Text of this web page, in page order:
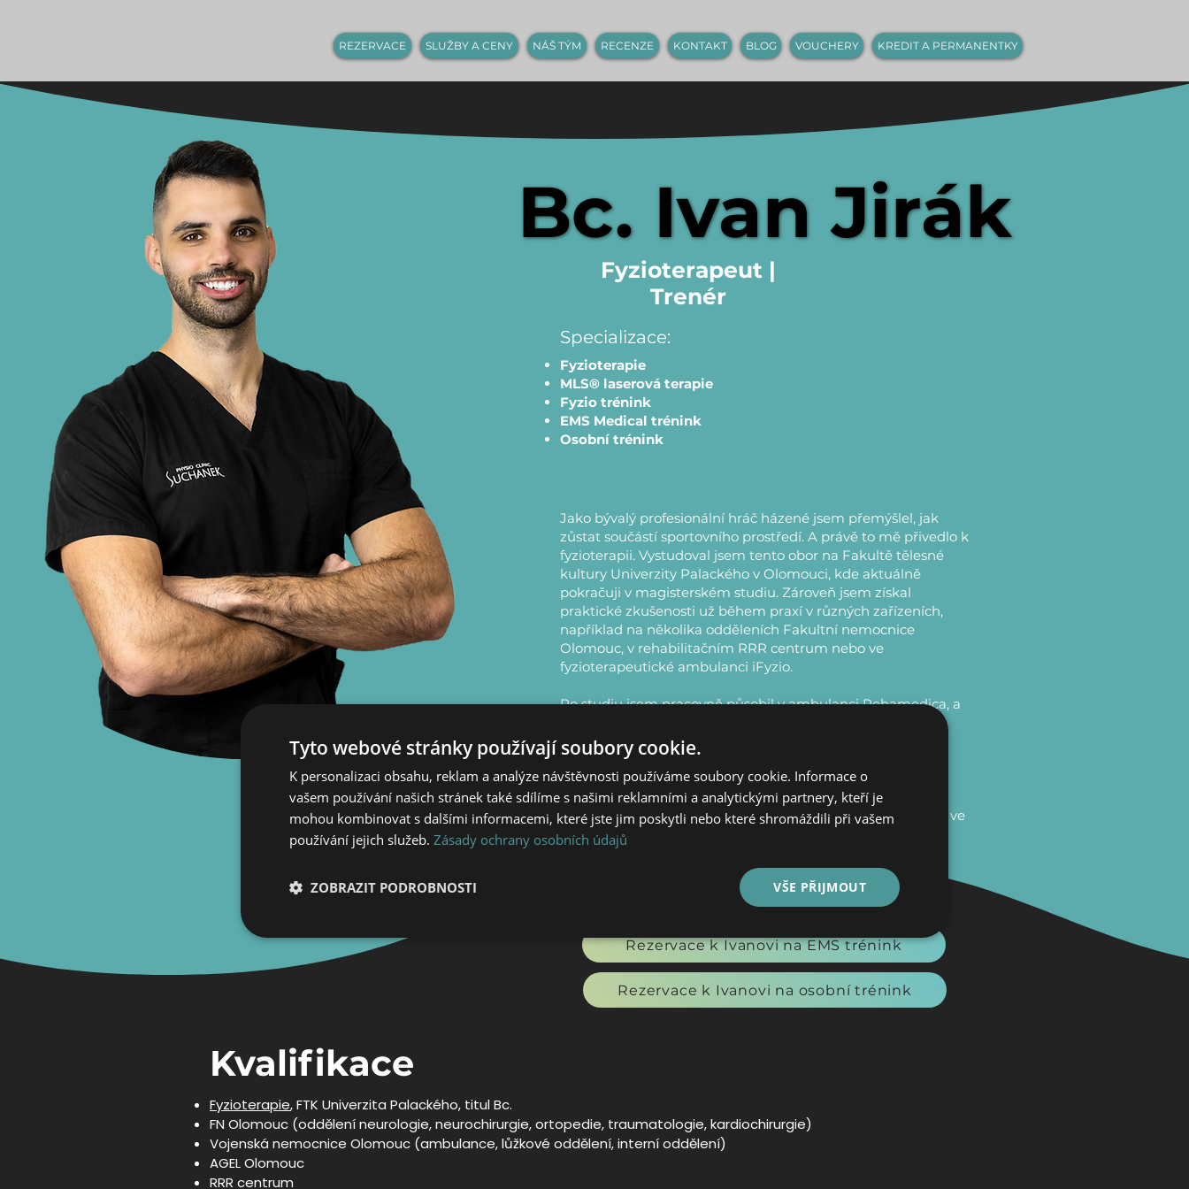
REZERVACE SLUŽBY A CENY NÁŠ TÝM RECENZE KONTAKT BLOG VOUCHERY KREDIT A PERMANENTKY
Bc. Ivan Jirák
Bc. Ivan Jirák
Jako bývalý profesionální hráč házené jsem přemýšlel, jak
zůstat součástí sportovního prostředí. A právě to mě přivedlo k
fyzioterapii. Vystudoval jsem tento obor na Fakultě tělesné
kultury Univerzity Palackého v Olomouci, kde aktuálně
pokračuji v magisterském studiu. Zároveň jsem získal
praktické zkušenosti už během praxí v různých zařízeních,
například na několika odděleních Fakultní nemocnice
Olomouc, v rehabilitačním RRR centrum nebo ve
fyzioterapeutické ambulanci iFyzio.
Po studiu jsem pracovně působil v ambulanci Rehamedica, a
Isokinetic klinice v italské Veroně. Tam jsem se kromě
běžných pacientů věnoval i vrcholovým sportovcům,
například z nejvyšší italské fotbalové soutěže (Serie A) a
hráčům rugby (Serie A). Tato zkušenost mě přinesla nové
pohledy na přístup k rehabilitaci a ke sportovní fyzioterapii, ve
které se chci zdokonalovat.
Fyzioterapeut |
Trenér
Specializace:
Fyzioterapie
MLS® laserová terapie
Fyzio trénink
EMS Medical trénink
Osobní trénink
Rezervace k Ivanovi na fyzio
Rezervace k Ivanovi na EMS trénink
Rezervace k Ivanovi na osobní trénink
Kvalifikace
Fyzioterapie, FTK Univerzita Palackého, titul Bc.
FN Olomouc (oddělení neurologie, neurochirurgie, ortopedie, traumatologie, kardiochirurgie)
Vojenská nemocnice Olomouc (ambulance, lůžkové oddělení, interní oddělení)
AGEL Olomouc
RRR centrum
Tyto webové stránky používají soubory cookie.
K personalizaci obsahu, reklam a analýze návštěvnosti používáme soubory cookie. Informace o
vašem používání našich stránek také sdílíme s našimi reklamními a analytickými partnery, kteří je
mohou kombinovat s dalšími informacemi, které jste jim poskytli nebo které shromáždili při vašem
používání jejich služeb. Zásady ochrany osobních údajů
VŠE PŘIJMOUT
ZOBRAZIT PODROBNOSTI
Nezbytně nutné
soubory
Soubory cílení Funkční soubory
Nezařazené
soubory